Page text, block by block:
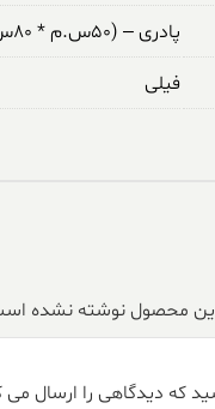
پادری – (۵۰س.م * ۸۰س.م)
فیلی
محصول نوشته نشده
را ارسال می کنید برای “فرش